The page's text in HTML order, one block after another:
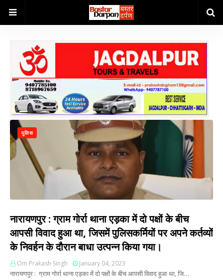
पुलिस
नारायणपुर : ग्राम गोर्रा थाना एड़का में दो पक्षों के बीच
आपसी विवाद हुआ था, जिसमें पुलिसकर्मियों पर अपने कर्तव्यों
के निवर्हन के दौरान बाधा उत्पन्न किया गया।
Om Prakash Singh January 04, 2023
नारायणपुर : ग्राम गोर्रा थाना एड़का में दो पक्षों के बीच आपसी विवाद हुआ था, जि…